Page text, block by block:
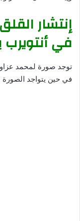
إنتشار
في أنتويرب
توجد صورة لمحمد
في حين يتواجد الصورة